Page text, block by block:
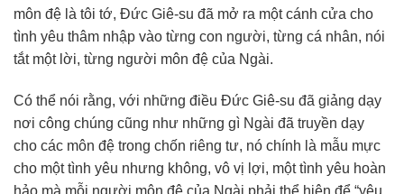
môn đệ là tôi tớ, Đức Giê-su đã mở ra một cánh cửa cho
tình yêu thâm nhập vào từng con người, từng cá nhân, nói
tắt một lời, từng người môn đệ của Ngài.
Có thể nói rằng, với những điều Đức Giê-su đã giảng dạy
nơi công chúng cũng như những gì Ngài đã truyền dạy
cho các môn đệ trong chốn riêng tư, nó chính là mẫu mực
cho một tình yêu nhưng không, vô vị lợi, một tình yêu hoàn
hảo mà mỗi người môn đệ của Ngài phải thể hiện để “yêu